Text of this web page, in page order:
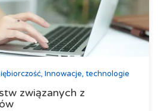
Innowacje, technologie
związanych z